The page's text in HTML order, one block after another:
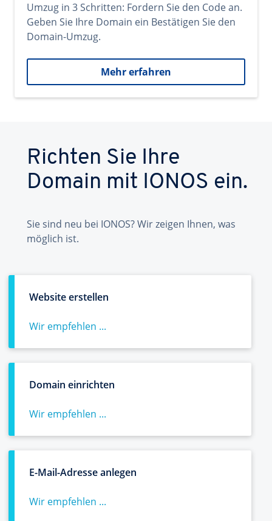
Umzug in 3 Schritten: Fordern Sie den Code an.
Geben Sie Ihre Domain ein Bestätigen Sie den
Domain-Umzug.
Mehr erfahren
Richten Sie Ihre
Domain mit IONOS ein.
Sie sind neu bei IONOS? Wir zeigen Ihnen, was
möglich ist.
Website erstellen
Wir empfehlen ...
Domain einrichten
Wir empfehlen ...
E-Mail-Adresse anlegen
Wir empfehlen ...